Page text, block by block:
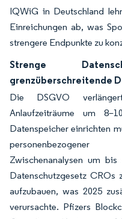
IQWiG in Deutschland
Einreichungen ab, was
strengere Endpunkte zu
Strenge
grenzüberschreitende
Die DSGVO
Anlaufzeiträume um
Datenspeicher einrichten
personenbezogener
Zwischenanalysen um
Datenschutzgesetz CROs
aufzubauen, was 2025
verursachte. Pfizers